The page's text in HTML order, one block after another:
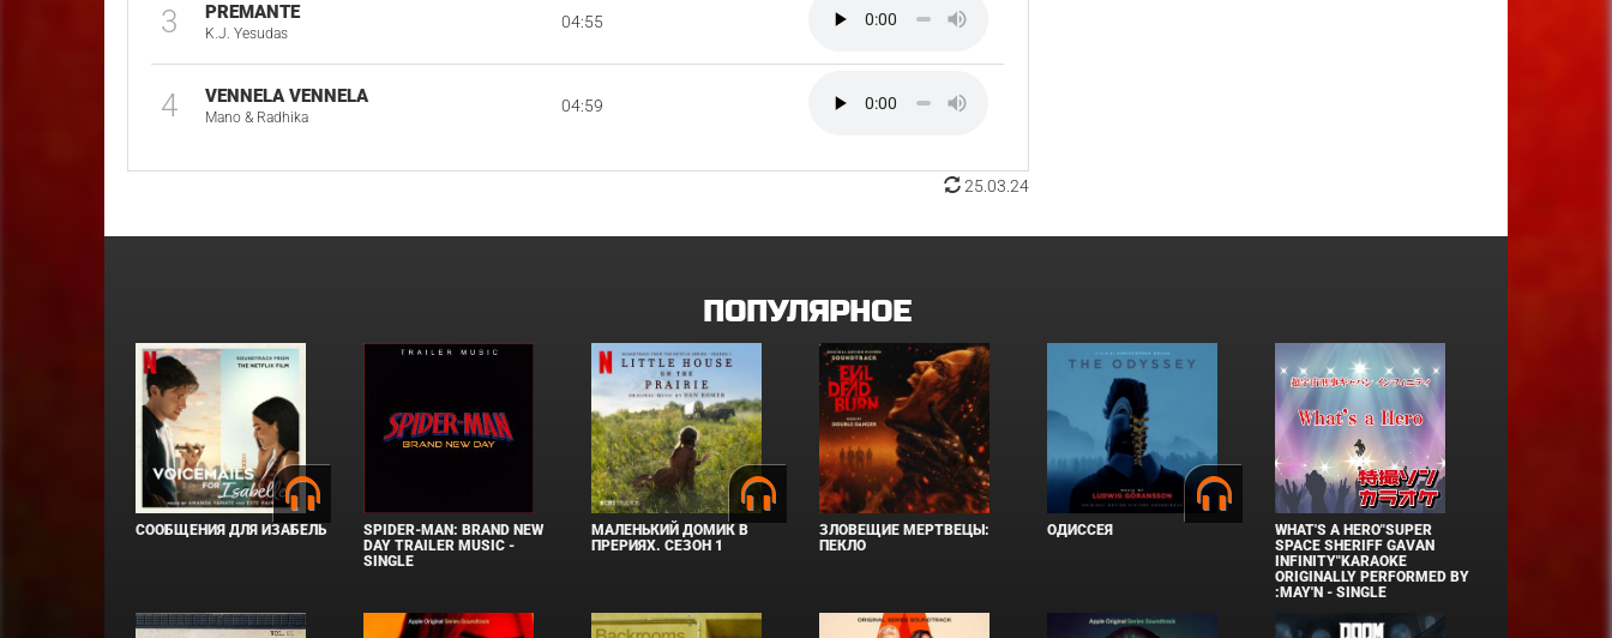
3 PREMANTE
K.J. Yesudas
04:55
4 VENNELA VENNELA
Mano & Radhika
04:59
25.03.24
ПОПУЛЯРНОЕ
СООБЩЕНИЯ ДЛЯ ИЗАБЕЛЬ
SPIDER-MAN: BRAND NEW
DAY TRAILER MUSIC -
SINGLE
МАЛЕНЬКИЙ ДОМИК В
ПРЕРИЯХ. СЕЗОН 1
ЗЛОВЕЩИЕ МЕРТВЕЦЫ:
ПЕКЛО
ОДИССЕЯ
WHAT'S A HERO"SUPER
SPACE SHERIFF GAVAN
INFINITY"KARAOKE
ORIGINALLY PERFORMED BY
:MAY'N - SINGLE